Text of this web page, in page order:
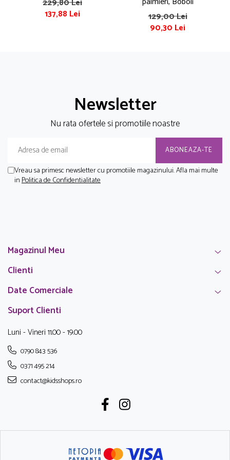
229,80 Lei
137,88 Lei
129,00 Lei
90,30 Lei
Newsletter
Nu rata ofertele si promotiile noastre
Vreau sa primesc newsletter cu promotiile magazinului. Afla mai multe
inPolitica de Confidentialitate
Magazinul Meu
Clienti
Date Comerciale
Suport Clienti
Luni - Vineri 11.00 - 19.00
0790 843 536
0371 495 214
contact@kidsshops.ro